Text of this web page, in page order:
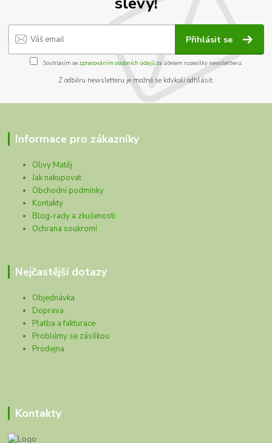
Přihlásit se
Souhlasím se zpracováním osobních údajůza účelem rozesílky newsletteru.
Z odběru newsletteru je možné se kdykoli odhlásit.
Informace pro zákazníky
Olivy Matěj
Jak nakupovat
Obchodní podmínky
Kontakty
Blog-rady a zkušenosti
Ochrana soukromí
Nejčastější dotazy
Objednávka
Doprava
Platba a fakturace
Problémy se zásilkou
Prodejna
Kontakty